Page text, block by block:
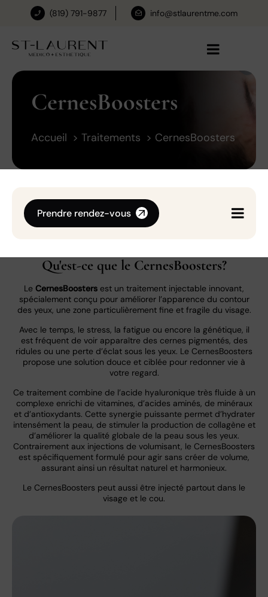
(819) 791-9877 info@stlaurentme.com
CernesBoosters
Accueil Traitements CernesBoosters
Prendre rendez-vous
Qu'est-ce que le CernesBoosters?
Le CernesBoosters est un traitement injectable innovant,
spécialement conçu pour améliorer l’apparence du contour
des yeux, une zone particulièrement fine et fragile du visage.
Avec le temps, le stress, la fatigue ou encore la génétique, il
est fréquent de voir apparaître des cernes pigmentés, des
ridules ou une perte d’éclat sous les yeux. Le CernesBoosters
propose une solution douce et ciblée pour redonner vie à
votre regard.
Ce traitement combine de l’acide hyaluronique très fluide à un
complexe enrichi de vitamines, d’acides aminés, de minéraux
et d’antioxydants. Cette synergie puissante permet d’hydrater
intensément la peau, de stimuler la production de collagène et
d’améliorer la qualité globale de la peau sous les yeux.
Contrairement aux injections de volumisant, le CernesBoosters
est spécifiquement formulé pour agir sans créer de volume,
assurant ainsi un résultat naturel et harmonieux.
Le CernesBoosters peut aussi être injecté partout dans le
visage et le cou.